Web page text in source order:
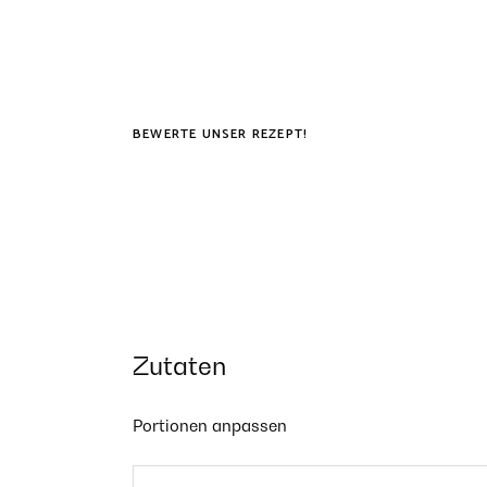
BEWERTE UNSER REZEPT!
Zutaten
Portionen anpassen